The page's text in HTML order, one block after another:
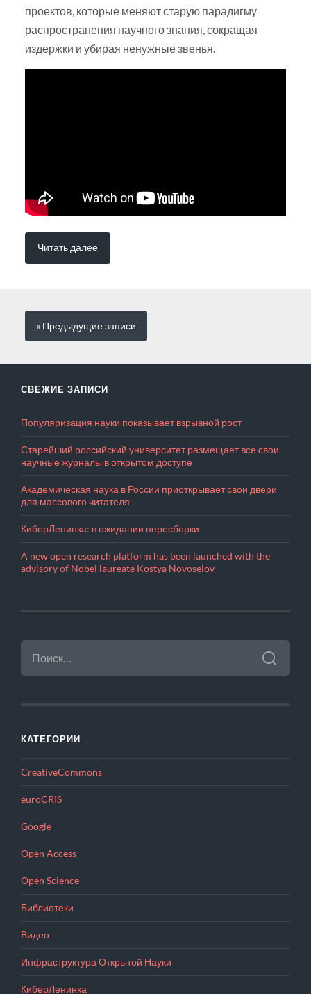
проектов, которые меняют старую парадигму
распространения научного знания, сокращая
издержки и убирая ненужные звенья.
Читать далее
« Предыдущиезаписи
СВЕЖИЕ ЗАПИСИ
Популяризация науки показывает взрывной рост
Старейший российский университет размещает все свои
научные журналы в открытом доступе
Академическая наука в России приоткрывает свои двери
для массового читателя
КиберЛенинка: в ожидании пересборки
A new open research platform has been launched with the
advisory of Nobel laureate Kostya Novoselov
НАЙТИ:
КАТЕГОРИИ
CreativeCommons
euroCRIS
Google
Open Access
Open Science
Библиотеки
Видео
Инфраструктура Открытой Науки
КиберЛенинка